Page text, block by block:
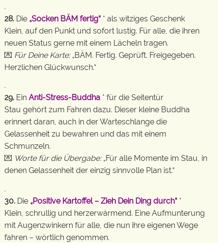
.
28. Die „Socken BÄM fertig“ * als witziges Geschenk
Klein, auf den Punkt und sofort lustig. Für alle, die ihren
neuen Status gerne mit einem Lächeln tragen.
💌 Für Deine Karte:„BÄM. Fertig. Geprüft. Freigegeben.
Herzlichen Glückwunsch.“
.
29. Ein Anti-Stress-Buddha * für die Seitentür
Stau gehört zum Fahren dazu. Dieser kleine Buddha
erinnert daran, auch in der Warteschlange die
Gelassenheit zu bewahren und das mit einem
Schmunzeln.
💌 Worte für die Übergabe:„Für alle Momente im Stau, in
denen Gelassenheit der einzig sinnvolle Plan ist.“
.
30. Die „Positive Kartoffel – Zieh Dein Ding durch“ *
Klein, schrullig und herzerwärmend. Eine Aufmunterung
mit Augenzwinkern für alle, die nun ihre eigenen Wege
fahren – wörtlich genommen.